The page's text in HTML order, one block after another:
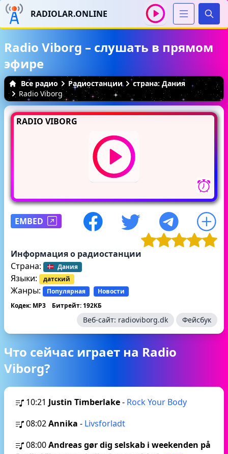
RADIOLAR.ONLINE
Radio Viborg – слушать в прямом
эфире
Все радио Радиостанции
страна: Дания
Radio Viborg
RADIO VIBORG
EMBED
Информация о радиостанции
Страна:
Дания
Языки: датский
Жанры: Популярная
Новости
Кодек: MP3
Битрейт: 192КБ
Веб-сайт: radioviborg.dk Фейсбук
Что сейчас играет на Radio
Viborg?
10:21 Justin Timberlake- Rock Your Body
08:02Annika - Livsforladt
08:00Andreas gør dig selskab i weekenden på